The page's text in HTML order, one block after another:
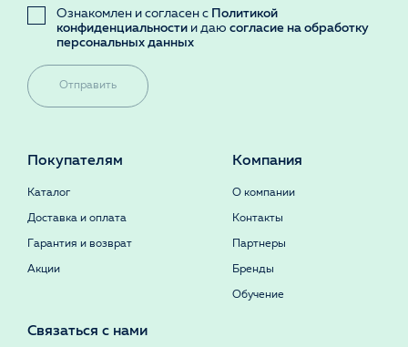
Ознакомлен и согласен с Политикой
конфиденциальности и даю согласие на обработку
персональных данных
Отправить
Покупателям
Каталог
Доставка и оплата
Гарантия и возврат
Акции
Компания
О компании
Контакты
Партнеры
Бренды
Обучение
Связаться с нами